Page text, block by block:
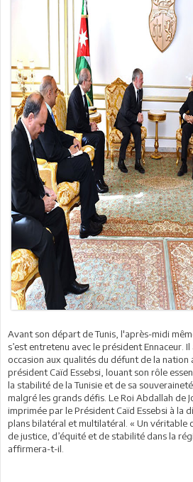
Avant son départ de Tunis, l'après-midi
s’est entretenu avec le président Ennaceur.
occasion aux qualités du défunt de la nation
président Caïd Essebsi, louant son rôle
la stabilité de la Tunisie et de sa
malgré les grands défis. Le Roi Abdallah de
imprimée par le Président Caïd Essebsi à la
plans bilatéral et multilatéral. « Un véritable
de justice, d’équité et de stabilité dans la
affirmera-t-il.